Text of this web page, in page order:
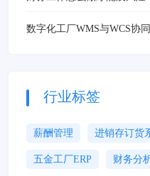
数字化工厂WMS与WCS协
行业标签
薪酬管理 进销存订货
五金工厂ERP 财务分